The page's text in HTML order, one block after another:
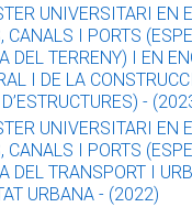
UNIVERSITARI EN
CANALS I PORTS
DEL TERRENY) I EN
I DE LA
-
UNIVERSITARI EN
CANALS I PORTS
DEL TRANSPORT I
URBANA - (2022)